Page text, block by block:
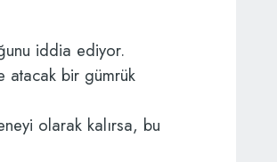
iddia ediyor.
atacak bir gümrük
olarak kalırsa, bu